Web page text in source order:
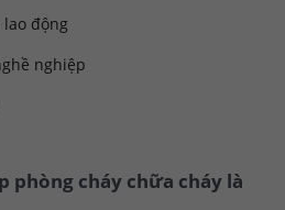
động
nghiệp
phòng cháy chữa cháy là